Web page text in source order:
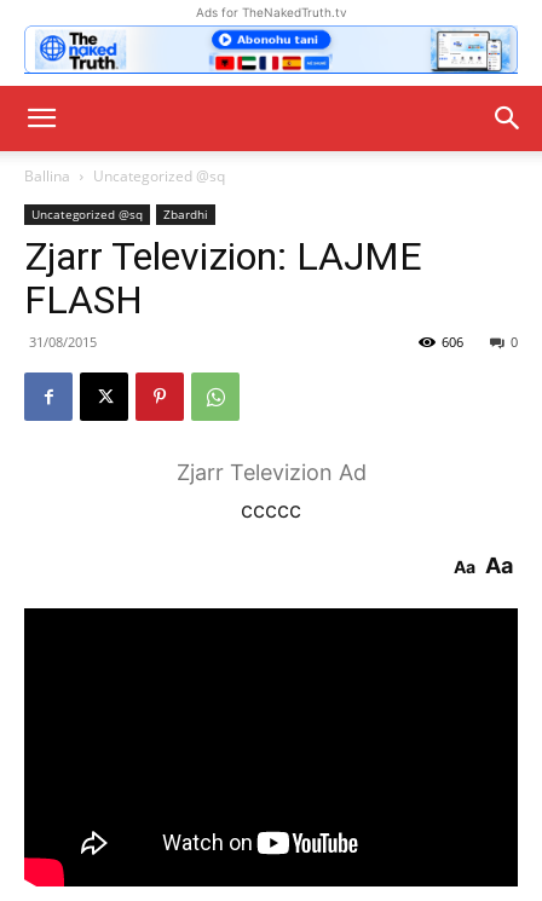
Ads for TheNakedTruth.tv
Ballina Uncategorized @sq
Uncategorized @sq Zbardhi
Zjarr Televizion: LAJME
FLASH
31/08/2015 0
606
Zjarr Televizion Ad
ccccc
Aa Aa